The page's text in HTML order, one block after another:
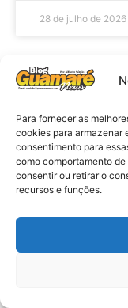
Para fornecer as
cookies para armazenar
consentimento para
como comportamento
consentir ou retirar o
recursos e funções.
28 de julho de 2026
Eleições